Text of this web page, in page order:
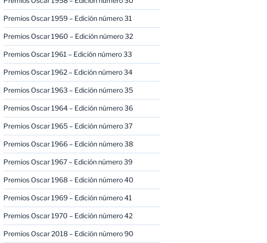
Premios Oscar 1959 – Edición número 31
Premios Oscar 1960 – Edición número 32
Premios Oscar 1961 – Edición número 33
Premios Oscar 1962 – Edición número 34
Premios Oscar 1963 – Edición número 35
Premios Oscar 1964 – Edición número 36
Premios Oscar 1965 – Edición número 37
Premios Oscar 1966 – Edición número 38
Premios Oscar 1967 – Edición número 39
Premios Oscar 1968 – Edición número 40
Premios Oscar 1969 – Edición número 41
Premios Oscar 1970 – Edición número 42
Premios Oscar 2018 – Edición número 90